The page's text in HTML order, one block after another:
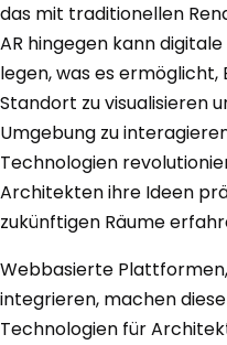
das mit traditionellen
AR hingegen kann
legen, was es
Standort zu visualisieren
Umgebung zu
Technologien
Architekten ihre Ideen
zukünftigen Räume
Webbasierte
integrieren, machen
Technologien für